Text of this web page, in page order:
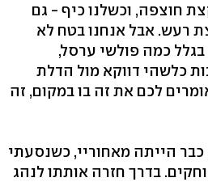
חוצפה, וכשלנו כיף - גם
רעש. אבל אנחנו בטח לא
כמה פולשי ערסל,
כלשהי דווקא מול הדלת
לכם את זה בו במקום, זה
הייתה מאחוריי, כשנסעתי
בדרך חזרה אותתו לנהג